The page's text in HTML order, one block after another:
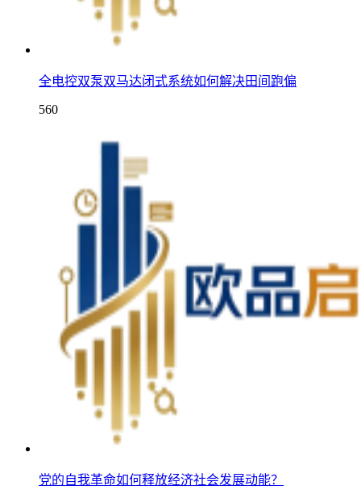
全电控双泵双马达闭式系统如何解决田间跑偏
560
党的自我革命如何释放经济社会发展动能？